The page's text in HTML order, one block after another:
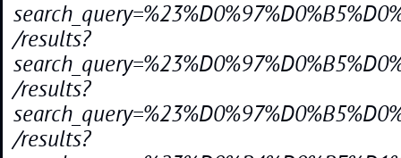
/results?
/results?
/results?